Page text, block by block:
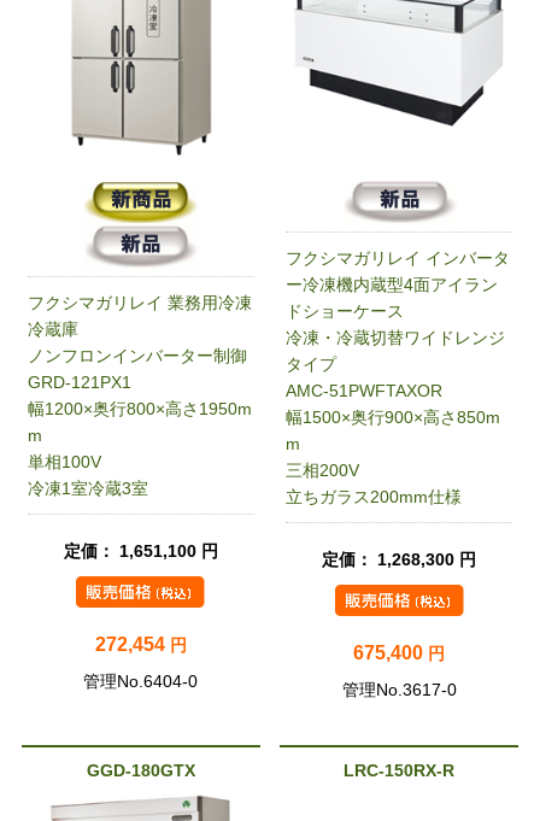
フクシマガリレイ 業務用冷凍
冷蔵庫
ノンフロンインバーター制御
GRD-121PX1
幅1200×奥行800×高さ1950m
m
単相100V
冷凍1室冷蔵3室
定価： 1,651,100 円
272,454 円
管理No.6404-0
フクシマガリレイ インバータ
ー冷凍機内蔵型4面アイラン
ドショーケース
冷凍・冷蔵切替ワイドレンジ
タイプ
AMC-51PWFTAXOR
幅1500×奥行900×高さ850m
m
三相200V
立ちガラス200mm仕様
定価： 1,268,300 円
675,400 円
管理No.3617-0
GGD-180GTX LRC-150RX-R